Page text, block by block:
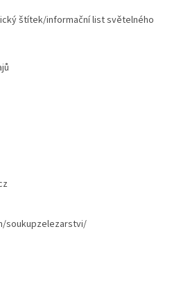
štítek/informační list světelného
soukupzelezarstvi/